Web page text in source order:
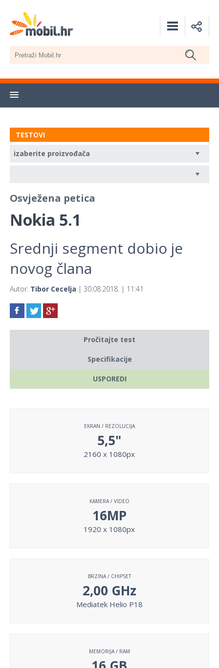
TESTOVI
Osvježena petica
Nokia 5.1
Srednji segment dobio je
novog člana
Autor: Tibor Cecelja | 30.08.2018. | 11:41
Pročitajte test
Specifikacije
USPOREDI
EKRAN / REZOLUCIJA
5,5"
2160 x 1080px
KAMERA / VIDEO
16MP
1920 x 1080px
BRZINA / CHIPSET
2,00 GHz
Mediatek Helio P18
MEMORIJA / RAM